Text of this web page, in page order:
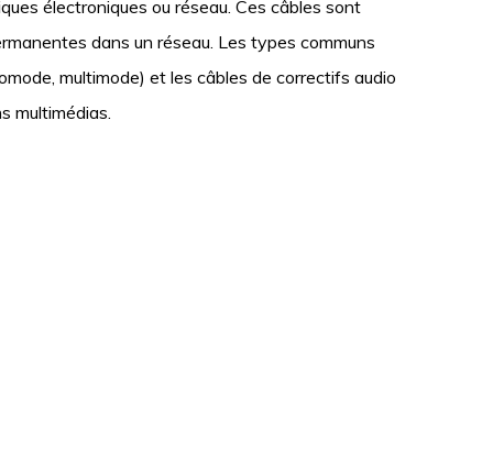
électroniques ou réseau. Ces câbles sont
dans un réseau. Les types communs
multimode) et les câbles de correctifs audio
multimédias.